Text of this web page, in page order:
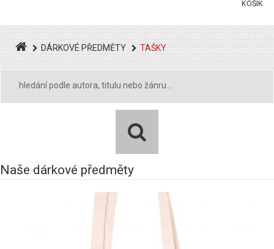
KOŠÍK
DÁRKOVÉ PŘEDMĚTY TAŠKY
Naše dárkové předměty